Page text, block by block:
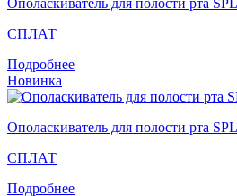
СПЛАТ
Подробнее
Новинка
Ополаскиватель для полости рта
СПЛАТ
Подробнее